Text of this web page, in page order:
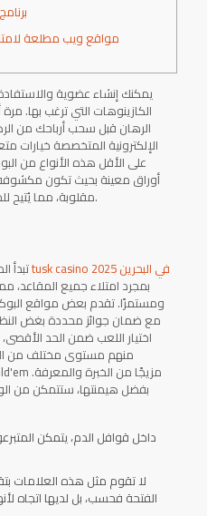
مواقع ويب مطلعة
يمكنك إنشاء عضوية
الكازينوهات التي ترغب بها.
الرهان قبل سحب أرباحك من
الإلكترونية المتخصصة خيارات
على الأقل هذه الأنواع من
أوراق معينة بحيث تكون
مقلوبة، مما يُتيح للمحترفين معرفة ما يملكه اللاعبون.
تبدأ تنزيل تطبيق tusk casino في البحرين 2025
ومستمرًا. تقدم بعض مواقع
مع ضمان جوائز محددة بغض
اختيار اللعب ضمن الحد
منهم مستوى مختلف من
بفضل هيمنتها، ستتمكن من
داخل قوافل الدم، يتمكن
لا تقوم مثل هذه العلامات
الفتحة فحسب، بل لديها اتجاه